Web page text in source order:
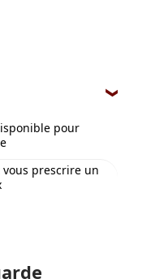
pour
prescrire un